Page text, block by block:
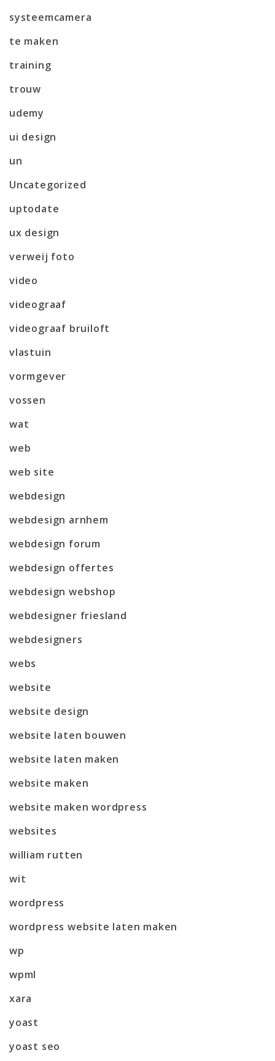
systeemcamera
te maken
training
trouw
udemy
ui design
un
Uncategorized
uptodate
ux design
verweij foto
video
videograaf
videograaf bruiloft
vlastuin
vormgever
vossen
wat
web
web site
webdesign
webdesign arnhem
webdesign forum
webdesign offertes
webdesign webshop
webdesigner friesland
webdesigners
webs
website
website design
website laten bouwen
website laten maken
website maken
website maken wordpress
websites
william rutten
wit
wordpress
wordpress website laten maken
wp
wpml
xara
yoast
yoast seo